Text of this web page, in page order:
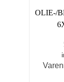
OLIE-/